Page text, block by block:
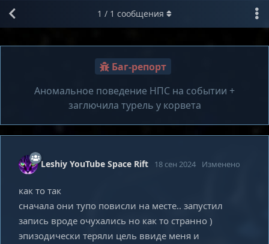
Баг-репорт
Аномальное поведение НПС на событии +
заглючила турель у корвета
1 / 1 сообщения
Leshiy YouTube Space Rift 18 сен 2024 Изменено
как то так
сначала они тупо повисли на месте.. запустил
запись вроде очухались но как то странно )
эпизодически теряли цель ввиде меня и